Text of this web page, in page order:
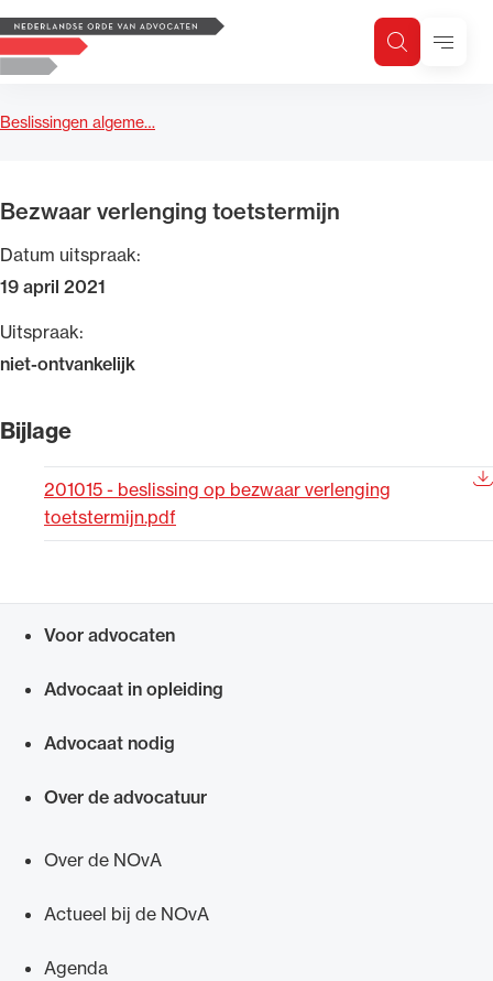
Logo, to the homepage
ZoekenMenu
Beslissingen algeme…
Bezwaar verlenging toetstermijn
Datum uitspraak:
19 april 2021
Uitspraak:
niet-ontvankelijk
Bijlage
201015 - beslissing op bezwaar verlenging
toetstermijn.pdf
Voor advocaten
Advocaat in opleiding
Advocaat nodig
Over de advocatuur
Over de NOvA
Actueel bij de NOvA
Agenda
Zoeken
Zoek op trefwoord
Uitgelicht
Alle wet- en regelgeving voor de advocatuur.